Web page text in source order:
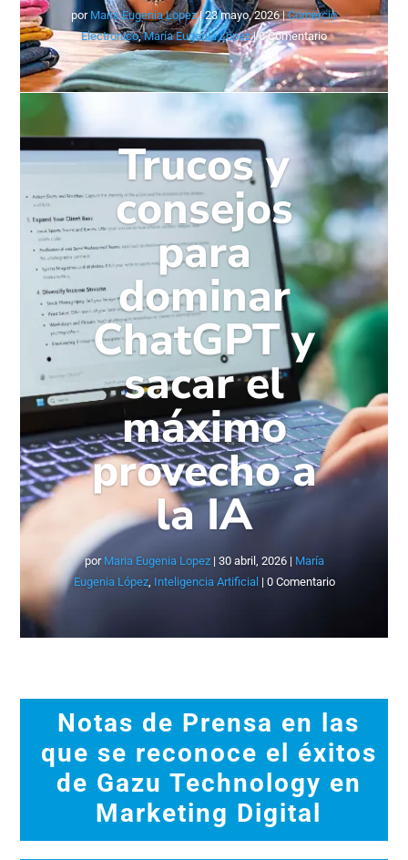
por Maria Eugenia Lopez|23 mayo, 2026|Comercio
Electrónico,María Eugenia López| 0 Comentario
Trucos y
consejos
para
dominar
ChatGPT y
sacar el
máximo
provecho a
la IA
por Maria Eugenia Lopez| 30 abril, 2026| María
Eugenia López, Inteligencia Artificial | 0 Comentario
Notas de Prensa en las
que se reconoce el éxitos
de Gazu Technology en
Marketing Digital